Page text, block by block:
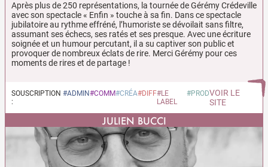
Après plus de 250 représentations, la tournée de Gérémy Crédeville
avec son spectacle « Enfin » ​touche à sa fin. Dans ce spectacle
jubilatoire au rythme effréné, l’humoriste se dévoilait sans filtre, ​
assumant ses échecs, ses ratés et ses presque. Avec une écriture
soignée et un humour percutant, il a ​su captiver son public et
provoquer de nombreux éclats de rire. Merci Gérémy pour ces
moments de ​rires et de partage !
SOUSCRIPTION
:
#ADMIN#COMM#CRÉA#DIFF#LE
LABEL
#PRODVOIR LE
SITE
JULIEN BUCCI